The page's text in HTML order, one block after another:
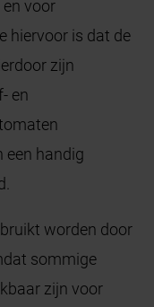
voor
hiervoor is dat de
zijn
en
een handig
worden door
sommige
zijn voor